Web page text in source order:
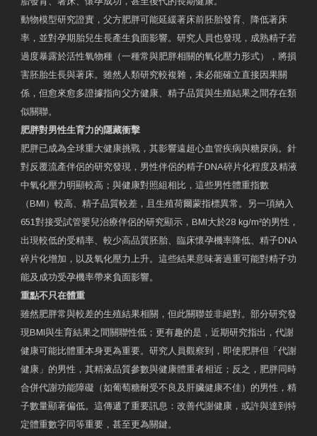
動物模型研究證實，父方肥胖可能延緩著床前胚胎發育、降低著床
率，並對孕期胎兒生長產生負面影響。研究人員也發現，成熟精子若
過度暴露於活性氧物種（一種常與肥胖相關的氧化壓力形式），將損
害胚胎生長與著床。雖然人類研究較複雜，未必能確立直接因果關
係，但愈來愈多證據指向父方健康、精子品質與生殖結果之間存在類
似關聯。
肥胖對男性生育力的隱藏衝擊
肥胖已成為全球重大健康挑戰，其影響遠超心血管疾病與糖尿病。針
對反覆流產伴侶的研究發現，男性伴侶的精子DNA碎片化程度及精液
中氧化壓力明顯較高；與健康對照組相比，這些男性體重指數
（BMI）較高、精子品質較差，且生殖荷爾蒙指標異常。另一項納入
651對接受試管嬰兒治療伴侶的研究顯示，BMI大於28 kg/m²的男性，
出現較低的受精率、較少高品質胚胎、臨床懷孕機率降低、精子DNA
碎片化增加，以及氧化壓力上升。這些結果意味著過重可能對精子功
能及成功受孕機率帶來負面影響。
重點不只在體重
雖然肥胖常與較差的生殖結果相關，但此關聯並非絕對。部分研究發
現BMI與生育結果之間關聯性低；更有趣的是，近期研究指出，代謝
健康可能比體重本身更為重要。研究人員觀察到，即使肥胖但「代謝
健康」的男性，其精液品質參數與健康體重者相近；反之，肥胖同時
合併代謝功能障礙（如葡萄糖耐受不良及肝臟健康不佳）的男性，精
子數量顯著偏低。這傳遞了重要訊息：改善代謝健康，或許與達到特
定體重數字同等重要，甚至更為關鍵。